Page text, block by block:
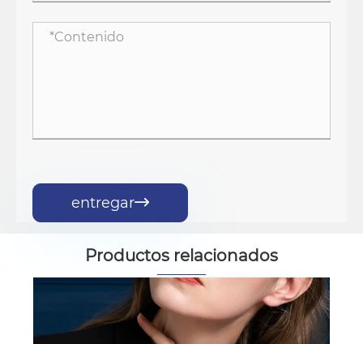
entregar
Productos relacionados